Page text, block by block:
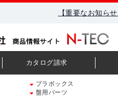
【重要なお知ら
カタログ請求
プラボックス
盤用パーツ